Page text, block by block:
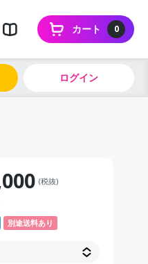
0
カート
ログイン
(税抜)
別途送料あり